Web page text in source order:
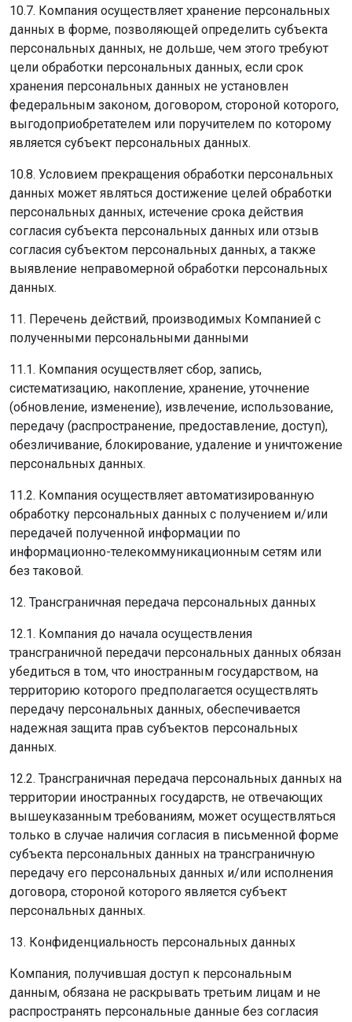
10.7. Компания осуществляет хранение персональных
данных в форме, позволяющей определить субъекта
персональных данных, не дольше, чем этого требуют
цели обработки персональных данных, если срок
хранения персональных данных не установлен
федеральным законом, договором, стороной которого,
выгодоприобретателем или поручителем по которому
является субъект персональных данных.
10.8. Условием прекращения обработки персональных
данных может являться достижение целей обработки
персональных данных, истечение срока действия
согласия субъекта персональных данных или отзыв
согласия субъектом персональных данных, а также
выявление неправомерной обработки персональных
данных.
11. Перечень действий, производимых Компанией с
полученными персональными данными
11.1. Компания осуществляет сбор, запись,
систематизацию, накопление, хранение, уточнение
(обновление, изменение), извлечение, использование,
передачу (распространение, предоставление, доступ),
обезличивание, блокирование, удаление и уничтожение
персональных данных.
11.2. Компания осуществляет автоматизированную
обработку персональных данных с получением и/или
передачей полученной информации по
информационно-телекоммуникационным сетям или
без таковой.
12. Трансграничная передача персональных данных
12.1. Компания до начала осуществления
трансграничной передачи персональных данных обязан
убедиться в том, что иностранным государством, на
территорию которого предполагается осуществлять
передачу персональных данных, обеспечивается
надежная защита прав субъектов персональных
данных.
12.2. Трансграничная передача персональных данных на
территории иностранных государств, не отвечающих
вышеуказанным требованиям, может осуществляться
только в случае наличия согласия в письменной форме
субъекта персональных данных на трансграничную
передачу его персональных данных и/или исполнения
договора, стороной которого является субъект
персональных данных.
13. Конфиденциальность персональных данных
Компания, получившая доступ к персональным
данным, обязана не раскрывать третьим лицам и не
распространять персональные данные без согласия